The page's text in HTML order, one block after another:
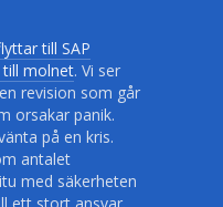
till SAP
molnet. Vi ser
revision som går
orsakar panik.
på en kris.
antalet
med säkerheten